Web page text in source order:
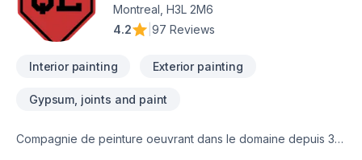
Montreal, H3L 2M6
4.2
97 Reviews
Interior painting Exterior painting
Gypsum, joints and paint
Compagnie de peinture oeuvrant dans le domaine depuis 30